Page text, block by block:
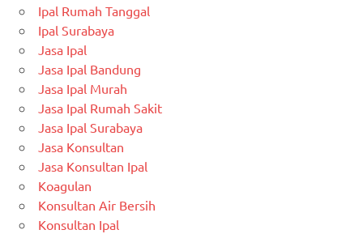
Ipal Rumah Tanggal
Ipal Surabaya
Jasa Ipal
Jasa Ipal Bandung
Jasa Ipal Murah
Jasa Ipal Rumah Sakit
Jasa Ipal Surabaya
Jasa Konsultan
Jasa Konsultan Ipal
Koagulan
Konsultan Air Bersih
Konsultan Ipal